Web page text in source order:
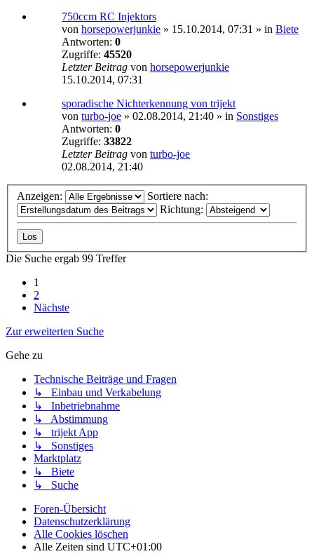
750ccm RC Injektors
von horsepowerjunkie » 15.10.2014, 07:31 » in Biete
Antworten: 0
Zugriffe: 45520
Letzter Beitrag von horsepowerjunkie
15.10.2014, 07:31
sporadische Nichterkennung von trijekt
von turbo-joe » 02.08.2014, 21:40 » in Sonstiges
Antworten: 0
Zugriffe: 33822
Letzter Beitrag von turbo-joe
02.08.2014, 21:40
Anzeigen:
Sortiere nach:
Richtung:
Die Suche ergab 99 Treffer
1
2
Nächste
Zur erweiterten Suche
Gehe zu
Technische Beiträge und Fragen
↳ Einbau und Verkabelung
↳ Inbetriebnahme
↳ Abstimmung
↳ trijekt App
↳ Sonstiges
Marktplatz
↳ Biete
↳ Suche
Foren-Übersicht
Datenschutzerklärung
Alle Cookies löschen
Alle Zeiten sind UTC+01:00